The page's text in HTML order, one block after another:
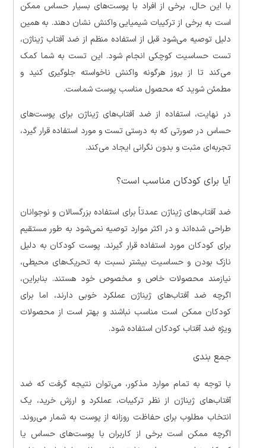
با این حال، برخی از افراد با پوست‌های بسیار حساس ممکن
است به برخی از ترکیبات شیمیایی واکنش نشان دهند. به همین
دلیل توصیه می‌شود قبل از استفاده منظم از ضد آفتاب ژیناژن،
تست حساسیت کوچکی انجام شود. این تست به شما کمک
می‌کند تا از بروز هرگونه واکنش ناخواسته جلوگیری کنید و
مطمئن شوید که محصول مناسب پوست شماست.
در نهایت، استفاده از ضد آفتاب‌های ژیناژن برای پوست‌های
حساس در صورتی که به درستی تست و مورد استفاده قرار گیرد،
تجربه‌ای مثبت و بدون نگرانی ایجاد می‌کند.
آیا برای کودکان مناسب است؟
ضد آفتاب‌های ژیناژن عمدتاً برای استفاده بزرگسالان و نوجوانان
طراحی شده‌اند و در اکثر موارد توصیه نمی‌شود به طور مستقیم
برای کودکان مورد استفاده قرار گیرند. پوست کودکان به دلیل
نازک بودن و حساسیت بیشتر نسبت به تحریک‌های محیطی،
نیازمند محصولات خاص و مخصوص خود هستند. بنابراین،
اگرچه ضد آفتاب‌های ژیناژن عملکرد خوبی دارند، اما برای
کودکان ممکن است مناسب نباشند و بهتر است از محصولات
ویژه ضد آفتاب کودکان استفاده شود.
جمع بندی
با توجه به تمام موارد مذکور، می‌توان نتیجه گرفت که ضد
آفتاب‌های ژیناژن از نظر ترکیبات، عملکرد و ارزش خرید، یک
انتخاب مطلوب برای حفاظت روزانه از پوست به شمار می‌روند.
اگرچه ممکن است برخی از کاربران با پوست‌های حساس یا